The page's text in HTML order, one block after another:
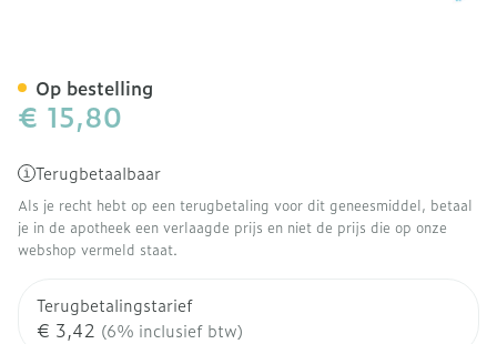
€ 15,80
Terugbetaalbaar
Als je recht hebt op een terugbetaling voor dit geneesmiddel, betaal
je in de apotheek een verlaagde prijs en niet de prijs die op onze
webshop vermeld staat.
Terugbetalingstarief
€ 3,42 (6% inclusief btw)
Op bestelling